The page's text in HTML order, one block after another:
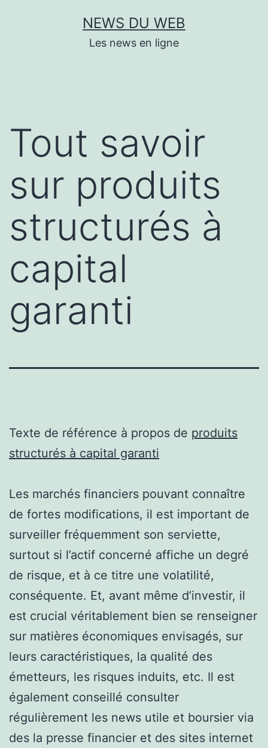
NEWS DU WEB
Les news en ligne
Tout savoir
sur produits
structurés à
capital
garanti
Texte de référence à propos de produits
structurés à capital garanti
Les marchés financiers pouvant connaître
de fortes modifications, il est important de
surveiller fréquemment son serviette,
surtout si l’actif concerné affiche un degré
de risque, et à ce titre une volatilité,
conséquente. Et, avant même d’investir, il
est crucial véritablement bien se renseigner
sur matières économiques envisagés, sur
leurs caractéristiques, la qualité des
émetteurs, les risques induits, etc. Il est
également conseillé consulter
régulièrement les news utile et boursier via
des la presse financier et des sites internet